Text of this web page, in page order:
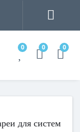
0 0 0
для систем